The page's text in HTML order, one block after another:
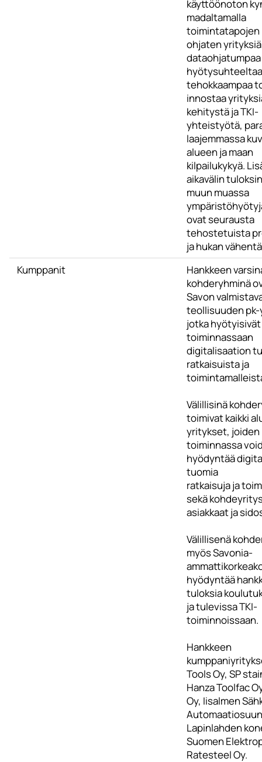
käyttöönoton
madaltamalla
toimintatapojen
ohjaten
dataohjatumpaa
tehokkaampaa
innostaa
kehitystä ja TKI-
yhteistyötä,
laajemmassa
alueen ja maan
kilpailukykyä.
aikavälin
muun muassa
ovat seurausta
tehostetuista
ja hukan
Kumppanit
Hankkeen
kohderyhminä
Savon
teollisuuden
jotka hyötyisivät
toiminnassaan
digitalisaation
ratkaisuista ja
Välillisinä
toimivat kaikki
yritykset, joiden
toiminnassa
hyödyntää
tuomia
ratkaisuja ja
sekä
asiakkaat ja
Välillisenä
myös Savonia-
hyödyntää
tuloksia
ja tulevissa TKI-
toiminnoissaan.
Hankkeen
Tools Oy, SP
Hanza Toolfac
Oy, Iisalmen
Lapinlahden
Suomen
Ratesteel Oy.